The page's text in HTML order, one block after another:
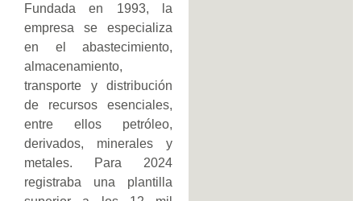
Fundada en 1993, la
empresa se especializa
en el abastecimiento,
almacenamiento,
transporte y distribución
de recursos esenciales,
entre ellos petróleo,
derivados, minerales y
metales. Para 2024
registraba una plantilla